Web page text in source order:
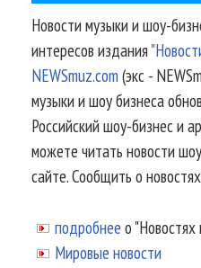
Новости музыки и шоу-
интересов издания
NEWSmuz.com(экс -
музыки и шоу бизнеса
Российский шоу-бизнес и
можете читать новости
сайте. Сообщить о
подробнее о
Мировые новости